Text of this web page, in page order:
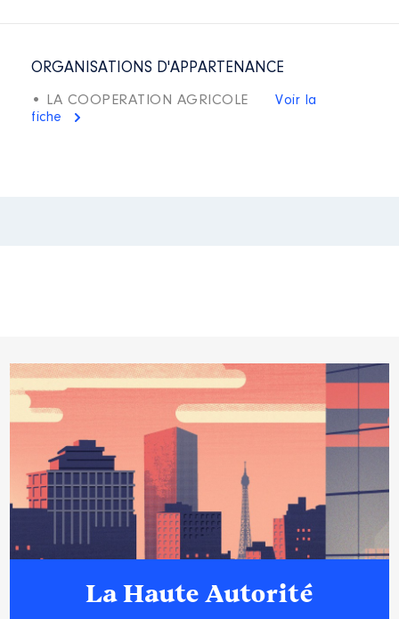
ORGANISATIONS D'APPARTENANCE
• LA COOPERATION AGRICOLE
Voir la
fiche
La Haute Autorité